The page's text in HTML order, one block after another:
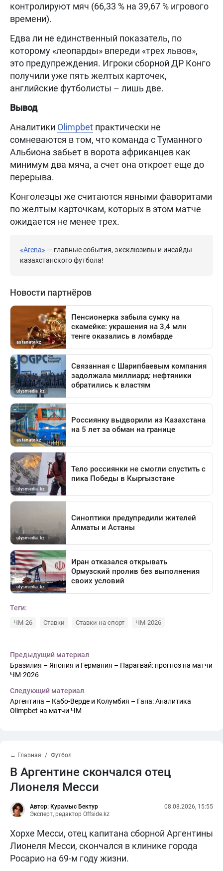
контролируют мяч (66,33 % на 39,67 % игрового
времени).
Едва ли не единственный показатель, по
которому «леопарды» впереди «трех львов»,
это предупреждения. Игроки сборной ДР Конго
получили уже пять желтых карточек,
английские футболисты – лишь две.
Вывод
Аналитики Olimpbet практически не
сомневаются в том, что команда с Туманного
Альбиона забьет в ворота африканцев как
минимум два мяча, а счет она откроет еще до
перерыва.
Конголезцы же считаются явными фаворитами
по желтым карточкам, которых в этом матче
ожидается не менее трех.
«Arena» — главные события, эксклюзивы и инсайды
казахстанского футбола!
Теги:
ЧМ-26 Ставки Ставки на спорт ЧМ-2026
Предыдущий материал
Бразилия – Япония и Германия – Парагвай: прогноз на матчи
ЧМ-2026
Следующий материал
Аргентина – Кабо-Верде и Колумбия – Гана: Аналитика
Olimpbet на матчи ЧМ
← Главная Футбол
В Аргентине скончался отец
Лионеля Месси
Автор: Курамыс Бектур
Эксперт, редактор Offside.kz
08.08.2026, 15:55
Хорхе Месси, отец капитана сборной Аргентины
Лионеля Месси, скончался в клинике города
Росарио на 69-м году жизни.